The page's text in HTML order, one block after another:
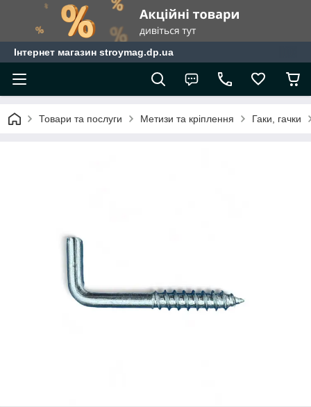
Інтернет магазин stroymag.dp.ua
Товари та послуги Метизи та кріплення Гаки, гачки